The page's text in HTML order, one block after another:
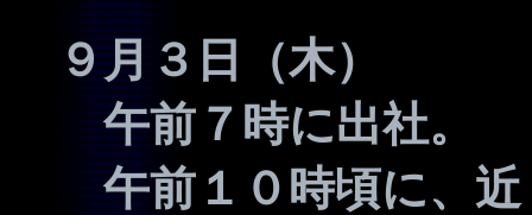
９月３日（木）
午前７時に出社。
午前１０時頃に、